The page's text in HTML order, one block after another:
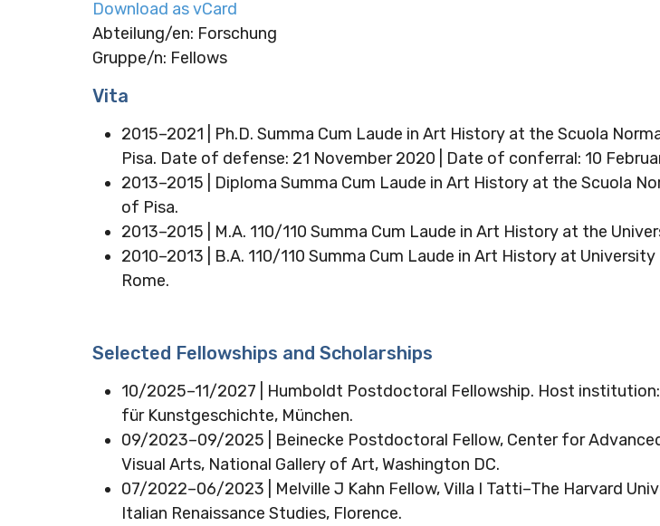
Download as vCard
Abteilung/en: Forschung
Gruppe/n: Fellows
Vita
2015–2021 | Ph.D. Summa Cum Laude in Art History at the Scuola
Pisa. Date of defense: 21 November 2020 | Date of conferral: 10
2013–2015 | Diploma Summa Cum Laude in Art History at the Scuola
of Pisa.
2013–2015 | M.A. 110/110 Summa Cum Laude in Art History at the
2010–2013 | B.A. 110/110 Summa Cum Laude in Art History at University
Rome.
Selected Fellowships and Scholarships
10/2025–11/2027 | Humboldt Postdoctoral Fellowship. Host
für Kunstgeschichte, München.
09/2023–09/2025 | Beinecke Postdoctoral Fellow, Center for
Visual Arts, National Gallery of Art, Washington DC.
07/2022–06/2023 | Melville J Kahn Fellow, Villa I Tatti–The Harvard
Italian Renaissance Studies, Florence.